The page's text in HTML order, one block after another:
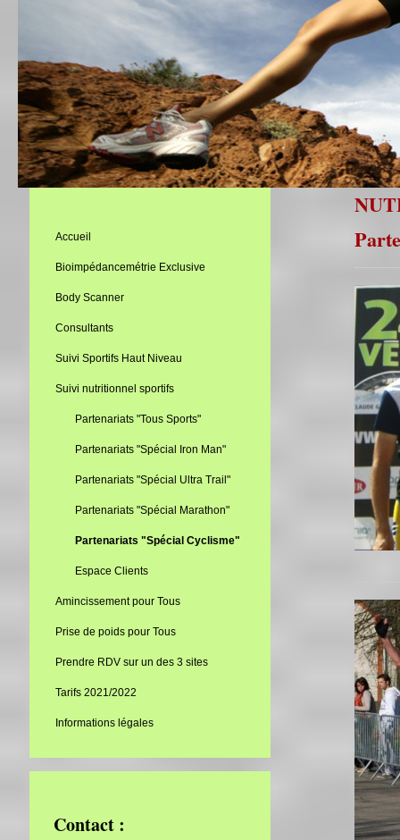
Accueil
Bioimpédancemétrie Exclusive
Body Scanner
Consultants
Suivi Sportifs Haut Niveau
Suivi nutritionnel sportifs
Partenariats "Tous Sports"
Partenariats "Spécial Iron Man"
Partenariats "Spécial Ultra Trail"
Partenariats "Spécial Marathon"
Partenariats "Spécial Cyclisme"
Espace Clients
Amincissement pour Tous
Prise de poids pour Tous
Prendre RDV sur un des 3 sites
Tarifs 2021/2022
Informations légales
Contact :